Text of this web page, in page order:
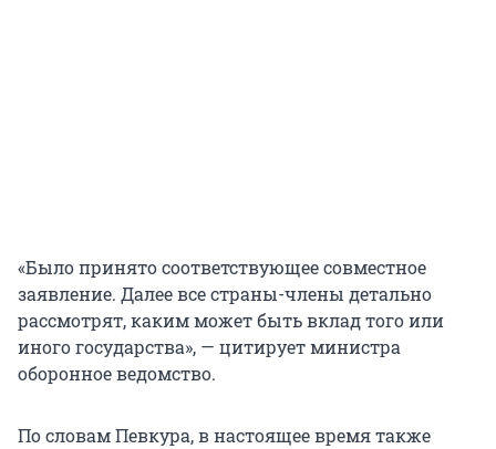
«Было принято соответствующее совместное
заявление. Далее все страны-члены детально
рассмотрят, каким может быть вклад того или
иного государства», — цитирует министра
оборонное ведомство.
По словам Певкура, в настоящее время также